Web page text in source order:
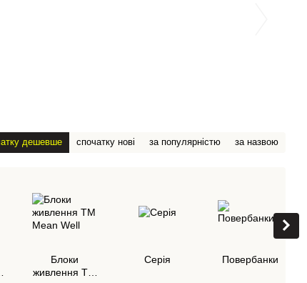
дешевше спочатку нові за популярністю за назвою
Блоки
живлення ТМ
Cерія Повербанки